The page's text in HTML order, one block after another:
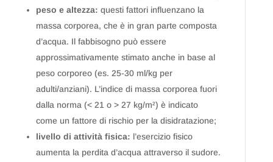
peso e altezza: questi fattori influenzano la
massa corporea, che è in gran parte composta
d’acqua. Il fabbisogno può essere
approssimativamente stimato anche in base al
peso corporeo (es. 25-30 ml/kg per
adulti/anziani). L’indice di massa corporea fuori
dalla norma (< 21 o > 27 kg/m²) è indicato
come un fattore di rischio per la disidratazione;
livello di attività fisica: l’esercizio fisico
aumenta la perdita d’acqua attraverso il sudore.